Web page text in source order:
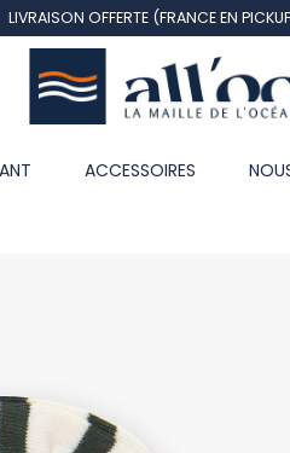
LIVRAISON OFFERTE (FRANCE EN
ACCESSOIRES